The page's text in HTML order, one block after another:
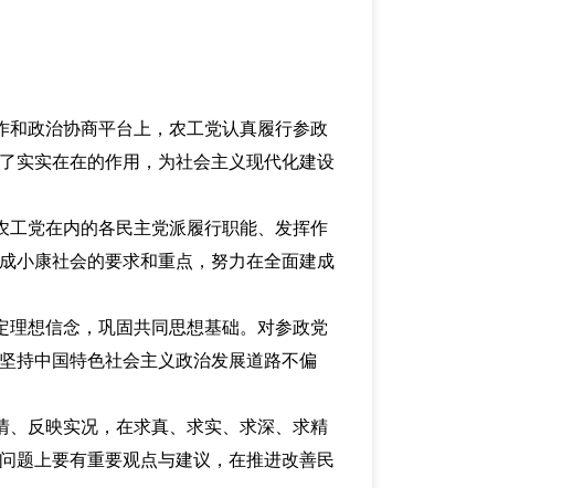
政治协商平台上，农工党认真履行参政
实实在在的作用，为社会主义现代化建设
党在内的各民主党派履行职能、发挥作
小康社会的要求和重点，努力在全面建成
想信念，巩固共同思想基础。对参政党
持中国特色社会主义政治发展道路不偏
反映实况，在求真、求实、求深、求精
题上要有重要观点与建议，在推进改善民